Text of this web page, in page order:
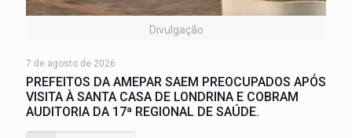
Divulgação
7 de agosto de 2026
PREFEITOS DA AMEPAR SAEM PREOCUPADOS APÓS
VISITA À SANTA CASA DE LONDRINA E COBRAM
AUDITORIA DA 17ª REGIONAL DE SAÚDE.